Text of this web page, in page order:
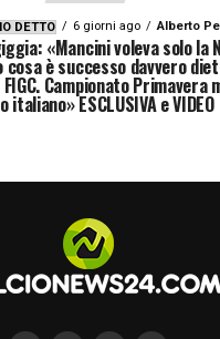
DETTO 6 giorni ago Alberto
«Mancini voleva solo la
cosa è successo davvero
Campionato Primavera
italiano» ESCLUSIVA e VIDEO